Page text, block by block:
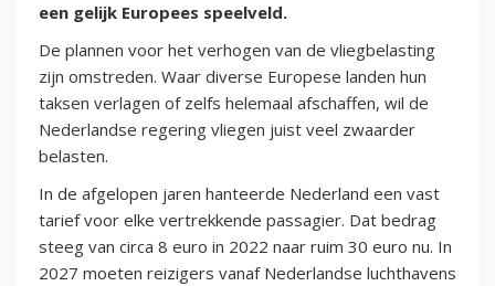
een gelijk Europees speelveld.
De plannen voor het verhogen van de vliegbelasting
zijn omstreden. Waar diverse Europese landen hun
taksen verlagen of zelfs helemaal afschaffen, wil de
Nederlandse regering vliegen juist veel zwaarder
belasten.
In de afgelopen jaren hanteerde Nederland een vast
tarief voor elke vertrekkende passagier. Dat bedrag
steeg van circa 8 euro in 2022 naar ruim 30 euro nu. In
2027 moeten reizigers vanaf Nederlandse luchthavens